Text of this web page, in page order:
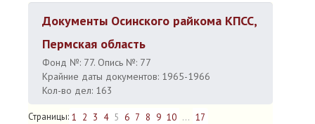
Документы Осинского райкома КПСС,
Пермская область
Фонд №: 77. Опись №: 77
Крайние даты документов: 1965-1966
Кол-во дел: 163
Страницы: 1 2 3 4 5 6 7 8 9 10 ... 17